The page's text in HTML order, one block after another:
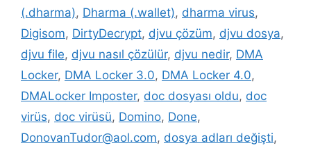
(.dharma), Dharma (.wallet), dharma virus,
Digisom, DirtyDecrypt, djvu çözüm, djvu dosya,
djvu file, djvu nasıl çözülür, djvu nedir, DMA
Locker, DMA Locker 3.0, DMA Locker 4.0,
DMALocker Imposter, doc dosyası oldu, doc
virüs, doc virüsü, Domino, Done,
DonovanTudor@aol.com, dosya adları değişti,